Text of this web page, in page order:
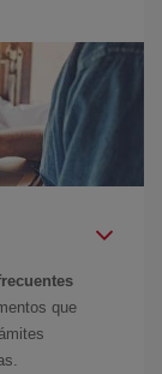
que